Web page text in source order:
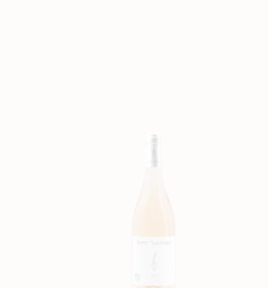
Sauvage